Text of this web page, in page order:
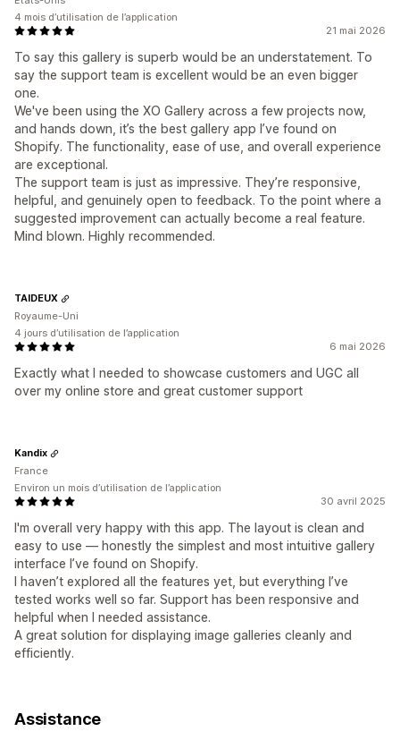
21 mai 2026
To say this gallery is superb would be an understatement. To
say the support team is excellent would be an even bigger
one.
We've been using the XO Gallery across a few projects now,
and hands down, it’s the best gallery app I’ve found on
Shopify. The functionality, ease of use, and overall experience
are exceptional.
The support team is just as impressive. They’re responsive,
helpful, and genuinely open to feedback. To the point where a
suggested improvement can actually become a real feature.
Mind blown. Highly recommended.
4 mois d’utilisation de l’application
6 mai 2026
Exactly what I needed to showcase customers and UGC all
over my online store and great customer support
TAIDEUX
Royaume-Uni
4 jours d’utilisation de l’application
30 avril 2025
I'm overall very happy with this app. The layout is clean and
easy to use — honestly the simplest and most intuitive gallery
interface I’ve found on Shopify.
I haven’t explored all the features yet, but everything I’ve
tested works well so far. Support has been responsive and
helpful when I needed assistance.
A great solution for displaying image galleries cleanly and
efficiently.
Kandix
France
Environ un mois d’utilisation de l’application
Assistance